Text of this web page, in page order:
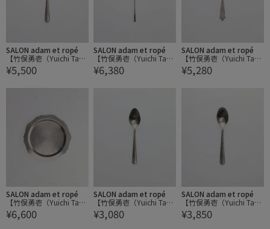
SALON adam et ropé
【竹俣勇壱（Yuichi Take
mata）】ryo サーバーフ
ォーク
¥5,500
SALON adam et ropé
【竹俣勇壱（Yuichi Take
mata）】スプーンLL
¥6,380
SALON adam et ropé
【竹俣勇壱（Yuichi Take
mata）】カフェフォー
クS
¥5,280
SALON adam et ropé
【竹俣勇壱（Yuichi Take
mata）】輪花皿M
¥6,600
SALON adam et ropé
【竹俣勇壱（Yuichi Take
mata）】ryo サラダスプ
ーン
¥3,080
SALON adam et ropé
【竹俣勇壱（Yuichi Take
mata）】ryo テーブルス
プーン
¥3,850